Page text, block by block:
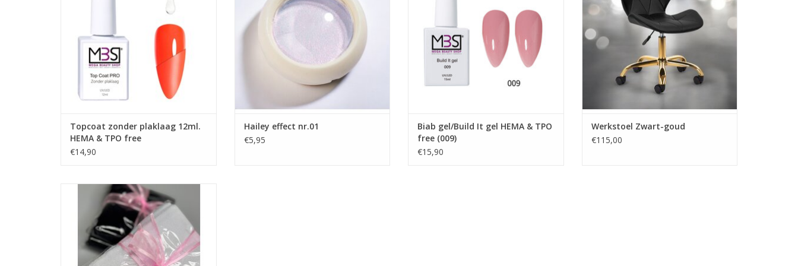
- duurzaamheid tot 3 weken,
Product eigenschappen:
-Zeer veilig product
-Zeer gemakkelijk in gebruik
-Hoog gepigmenteerde Gel polish
-Dun aan te brengen
-Ook geschikt voor over Acryl, Biab, Polyacryl en Gel
TOEVOEGEN AAN WINKELWAGEN
Topcoat zonder plaklaag 12ml.
HEMA & TPO free
€14,90
Cateye poeder
Gellak UV/LED
Groothandel in nagelproducten
TOEVOEGEN AAN WINKELWAGEN
Hailey effect nr.01
€5,95
Acrylpoeder
Gellak
Nailart Flakes
Nailart glitters
Showroom
Prijzen zijn incl. BTW
Biab gel/Build It gel HEMA & TPO
free (009)
€15,90
Snelle levering en lage verzendkosten.
Veilig betalen met iDeal!
TOEVOEGEN AAN WINKELWAGEN
Werkstoel Zwart-goud
€115,00
Microvezel handdoeken zwart 2 stuks
(73x40)
Handdoek verwarmer
UV sterilisator
Bestel Direct!
Megabeautyshop.nl
Veilig betalen met iDeal!